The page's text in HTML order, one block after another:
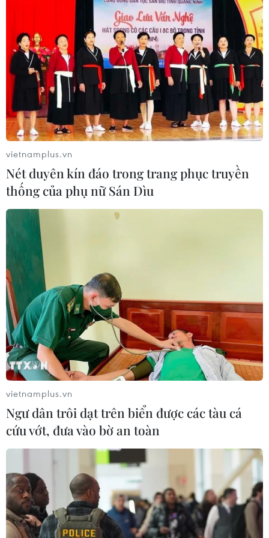
Đà Nẵng: Cứu sống 2 trong 4 du
khách mất tích tại Mũi Nghê
09/08/2026 06:55
Điểm chuẩn Đại học Bách khoa Hà
Nội lập đỉnh với 29,54 điểm
Điểm chuẩn Đại học Kinh tế quốc
dân cao nhất lên đến trên 9,6 điểm
mỗi môn
09/08/2026 06:40
Các trường đại học bắt đầu công bố
điểm chuẩn xét tuyển năm 2026
09/08/2026 06:25
Lâm Đồng: Mưa lớn gây sạt lở đèo
09/08/2026 06:20
Xây dựng hành lang pháp lý để tháo
gỡ điểm nghẽn, đưa công nghiệp văn
hóa phát triển
09/08/2026 05:26
vietnamplus.vn
Nét duyên kín đáo trong trang phục truyền
thống của phụ nữ Sán Dìu
vietnamplus.vn
Ngư dân trôi dạt trên biển được các tàu cá
cứu vớt, đưa vào bờ an toàn